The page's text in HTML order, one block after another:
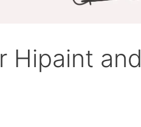
Hipaint and